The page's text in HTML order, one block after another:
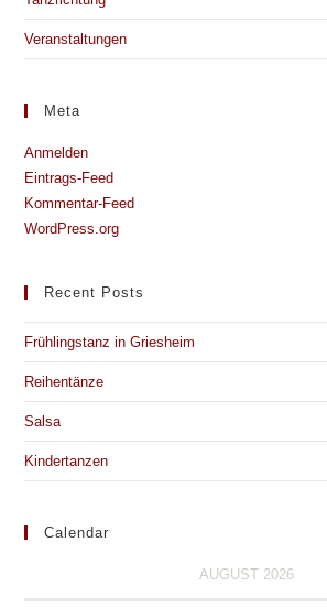
Veranstaltungen
Meta
Anmelden
Eintrags-Feed
Kommentar-Feed
WordPress.org
Recent Posts
Frühlingstanz in Griesheim
Reihentänze
Salsa
Kindertanzen
Calendar
AUGUST 2026